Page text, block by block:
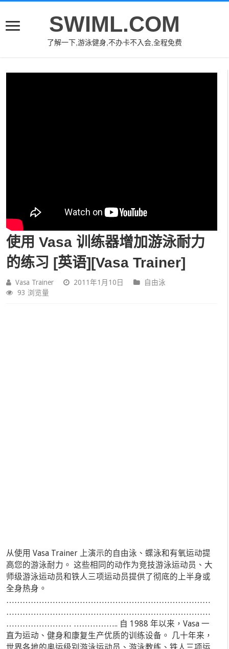
SWIML.COM
了解一下,游泳健身,不办卡不入会,全程免费
使用 Vasa 训练器增加游泳耐力
的练习 [英语][Vasa Trainer]
Vasa Trainer 2011年1月10日
自由泳
93 浏览量
从使用 Vasa Trainer 上演示的自由泳、蝶泳和有氧运动提
高您的游泳耐力。 这些相同的动作为竞技游泳运动员、大
师级游泳运动员和铁人三项运动员提供了彻底的上半身或
全身热身。
…………………………………………………………………
…………………………………………………………………
…………………… …………….. 自 1988 年以来，Vasa 一
直为运动、健身和康复生产优质的训练设备。 几十年来，